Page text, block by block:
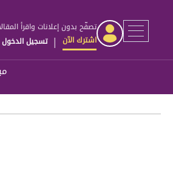
تصفّح بدون إعلانات واقرأ
اشترك الآن | تسجيل الدخول